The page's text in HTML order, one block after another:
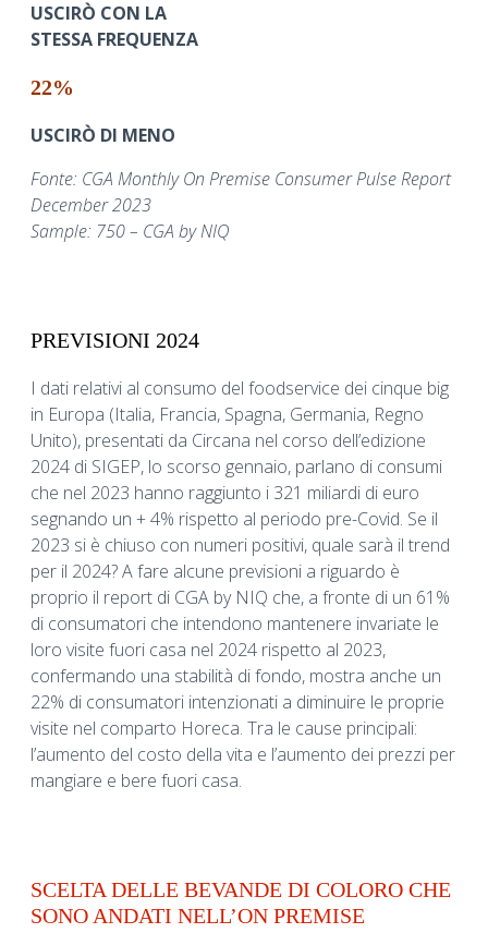
USCIRÒ CON LA
STESSA FREQUENZA
22%
USCIRÒ DI MENO
Fonte: CGA Monthly On Premise Consumer Pulse Report
December 2023
Sample: 750 – CGA by NIQ
PREVISIONI 2024
I dati relativi al consumo del foodservice dei cinque big
in Europa (Italia, Francia, Spagna, Germania, Regno
Unito), presentati da Circana nel corso dell’edizione
2024 di SIGEP, lo scorso gennaio, parlano di consumi
che nel 2023 hanno raggiunto i 321 miliardi di euro
segnando un + 4% rispetto al periodo pre-Covid. Se il
2023 si è chiuso con numeri positivi, quale sarà il trend
per il 2024? A fare alcune previsioni a riguardo è
proprio il report di CGA by NIQ che, a fronte di un 61%
di consumatori che intendono mantenere invariate le
loro visite fuori casa nel 2024 rispetto al 2023,
confermando una stabilità di fondo, mostra anche un
22% di consumatori intenzionati a diminuire le proprie
visite nel comparto Horeca. Tra le cause principali:
l’aumento del costo della vita e l’aumento dei prezzi per
mangiare e bere fuori casa.
SCELTA DELLE BEVANDE DI COLORO CHE
SONO ANDATI NELL’ON PREMISE